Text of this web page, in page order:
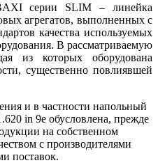
серии SLIM – линейка
агрегатов, выполненных с
качества используемых
В рассматриваемую
из которых оборудована
существенно повлиявшей
и в частности напольный
in 9e обусловлена, прежде
на собственном
с производителями
поставок.